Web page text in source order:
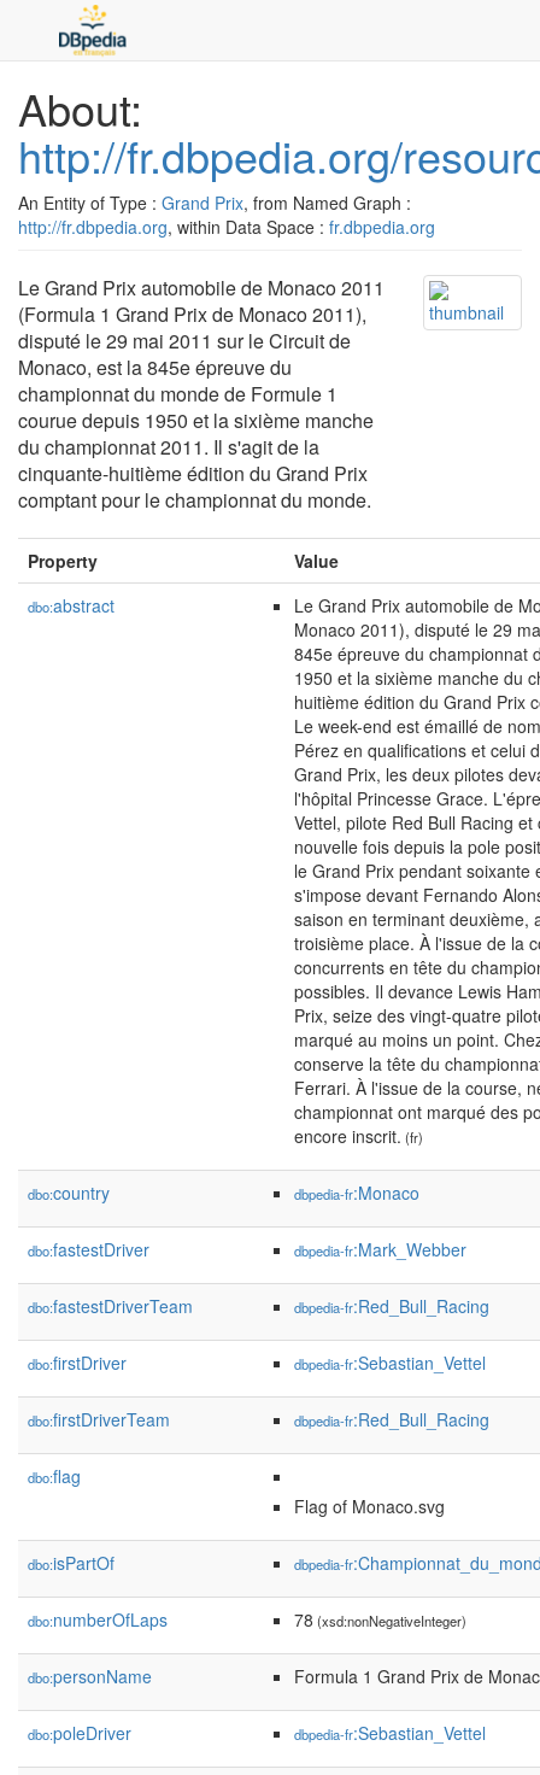
About:
http://fr.dbpedia.org/
An Entity of Type : Grand Prix, from Named Graph :
http://fr.dbpedia.org, within Data Space : fr.dbpedia.org
Le Grand Prix automobile de Monaco 2011
(Formula 1 Grand Prix de Monaco 2011),
disputé le 29 mai 2011 sur le Circuit de
Monaco, est la 845e épreuve du
championnat du monde de Formule 1
courue depuis 1950 et la sixième manche
du championnat 2011. Il s'agit de la
cinquante-huitième édition du Grand Prix
comptant pour le championnat du monde.
Property Value
dbo:abstract
Le Grand Prix automobile de
Monaco 2011), disputé le 29
845e épreuve du championnat
1950 et la sixième manche du
huitième édition du Grand Prix
Le week-end est émaillé de
Pérez en qualifications et celui
Grand Prix, les deux pilotes
l'hôpital Princesse Grace.
Vettel, pilote Red Bull Racing
nouvelle fois depuis la pole
le Grand Prix pendant
s'impose devant Fernando
saison en terminant deuxième,
troisième place. À l'issue de la
concurrents en tête du
possibles. Il devance Lewis
Prix, seize des vingt-quatre
marqué au moins un point.
conserve la tête du
Ferrari. À l'issue de la course,
championnat ont marqué des
encore inscrit. (fr)
dbo:country dbpedia-fr:Monaco
dbo:fastestDriver dbpedia-fr:Mark_Webber
dbo:fastestDriverTeam dbpedia-fr:Red_Bull_Racing
dbo:firstDriver dbpedia-fr:Sebastian_Vettel
dbo:firstDriverTeam dbpedia-fr:Red_Bull_Racing
dbo:flag
Flag of Monaco.svg
dbo:isPartOf dbpedia-fr
dbo:numberOfLaps 78 (xsd:nonNegativeInteger)
dbo:personName Formula 1 Grand Prix de
dbo:poleDriver dbpedia-fr:Sebastian_Vettel